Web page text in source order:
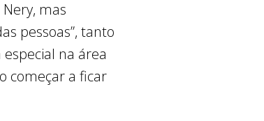
mas
pessoas”, tanto
na área
começar a ficar